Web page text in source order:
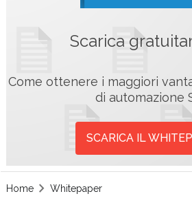
Scarica
Come ottenere i maggiori
di automazione
SCARICA IL
Home Whitepaper